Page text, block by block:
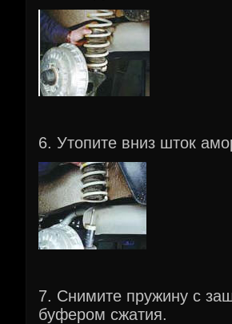
6. Утопите вниз шток
7. Снимите пружину с
буфером сжатия.